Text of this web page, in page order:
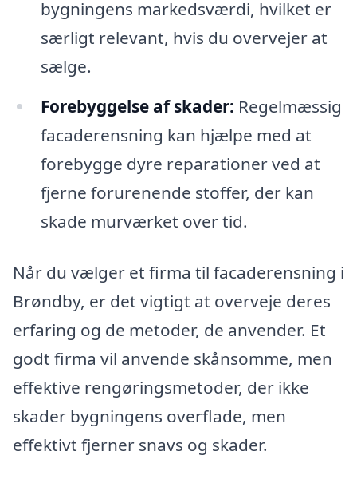
bygningens markedsværdi, hvilket er
særligt relevant, hvis du overvejer at
sælge.
Forebyggelse af skader: Regelmæssig
facaderensning kan hjælpe med at
forebygge dyre reparationer ved at
fjerne forurenende stoffer, der kan
skade murværket over tid.
Når du vælger et firma til facaderensning i
Brøndby, er det vigtigt at overveje deres
erfaring og de metoder, de anvender. Et
godt firma vil anvende skånsomme, men
effektive rengøringsmetoder, der ikke
skader bygningens overflade, men
effektivt fjerner snavs og skader.